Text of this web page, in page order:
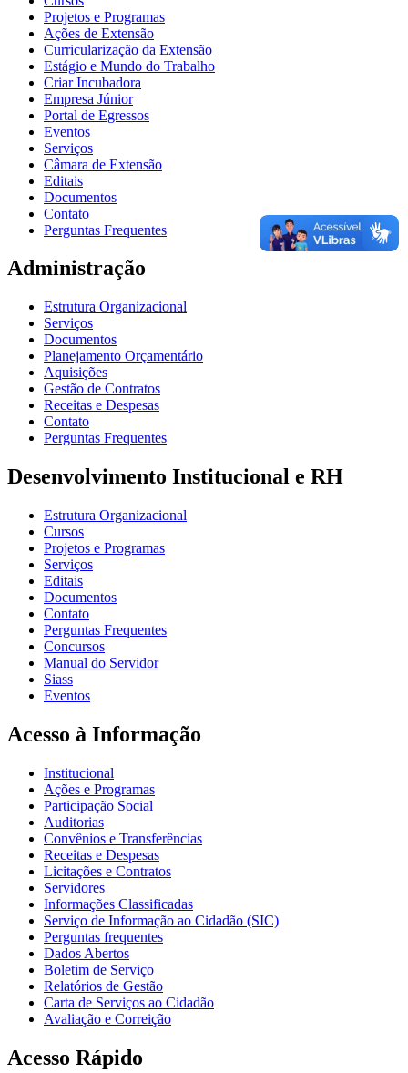
Projetos e Programas
Ações de Extensão
Curricularização da Extensão
Estágio e Mundo do Trabalho
Criar Incubadora
Empresa Júnior
Portal de Egressos
Eventos
Serviços
Câmara de Extensão
Editais
Documentos
Contato
Perguntas Frequentes
Administração
Estrutura Organizacional
Serviços
Documentos
Planejamento Orçamentário
Aquisições
Gestão de Contratos
Receitas e Despesas
Contato
Perguntas Frequentes
Desenvolvimento Institucional e RH
Estrutura Organizacional
Cursos
Projetos e Programas
Serviços
Editais
Documentos
Contato
Perguntas Frequentes
Concursos
Manual do Servidor
Siass
Eventos
Acesso à Informação
Institucional
Ações e Programas
Participação Social
Auditorias
Convênios e Transferências
Receitas e Despesas
Licitações e Contratos
Servidores
Informações Classificadas
Serviço de Informação ao Cidadão (SIC)
Perguntas frequentes
Dados Abertos
Boletim de Serviço
Relatórios de Gestão
Carta de Serviços ao Cidadão
Avaliação e Correição
Acesso Rápido